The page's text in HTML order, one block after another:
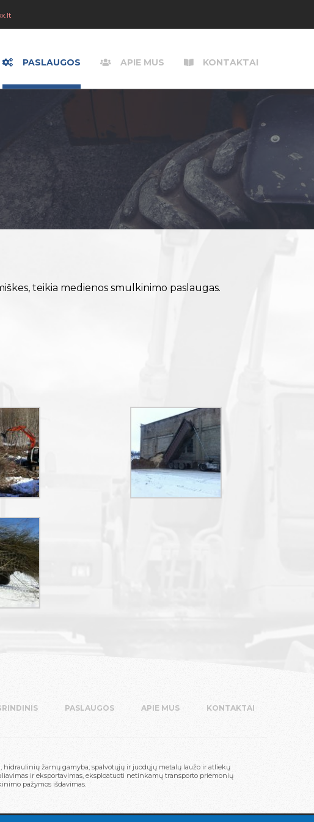
PASLAUGOS APIE MUS KONTAKTAI
teikia medienos smulkinimo paslaugas.
PASLAUGOS APIE MUS KONTAKTAI
hidraulinių žarnų gamyba, spalvotųjų ir juodųjų metalų laužo ir atliekų
ir eksportavimas, eksploatuoti netinkamų transporto priemonių
pažymos išdavimas.